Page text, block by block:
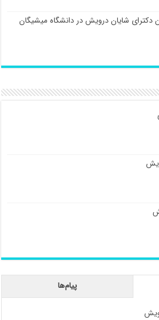
شایان درویش در دانشگاه میشیگان
پیام‌ها